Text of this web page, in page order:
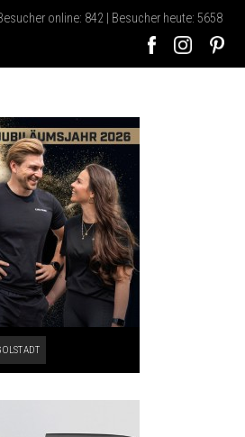
online: 842 | Besucher heute: 5658